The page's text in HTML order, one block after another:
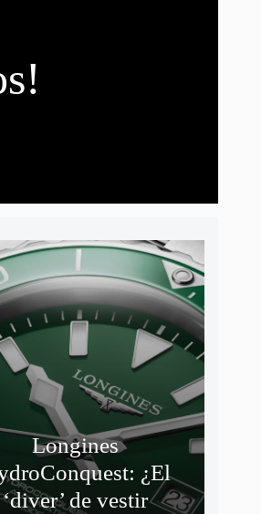
Longines
¿El
‘diver’ de vestir